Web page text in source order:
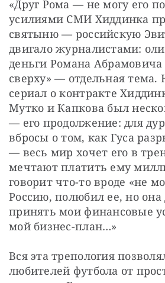
«Друг Рома — не могу его
усилиями СМИ Хиддинка
святыню — российскую
двигало журналистами:
деньги Романа Абрамовича
сверху» — отдельная
сериал о контракте
Мутко и Капкова был
— его продолжение: для
вбросы о том, как Гуса
— весь мир хочет его в
мечтают платить ему
говорит что-то вроде «не
Россию, полюбил ее, но
принять мои финансовые
мой бизнес-план…»
Вся эта трепология
любителей футбола от